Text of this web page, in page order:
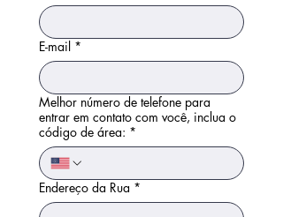
E-mail *
Melhor número de telefone para
entrar em contato com você, inclua o
código de área: *
Endereço da Rua *